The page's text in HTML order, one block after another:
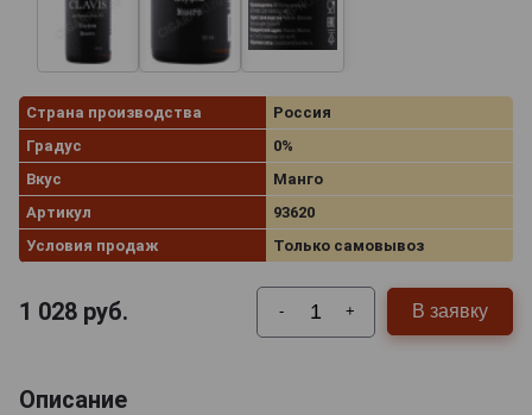
Страна производства
Россия
Градус
0%
Вкус
Манго
Артикул
93620
Условия продаж
Только самовывоз
1 028 руб. - + В заявку
Описание